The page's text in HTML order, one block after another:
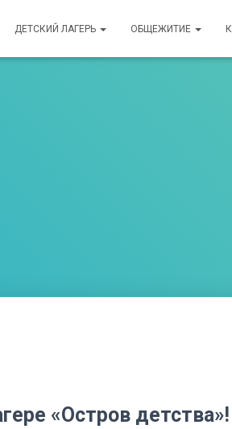
ДЕТСКИЙ ЛАГЕРЬ ОБЩЕЖИТИЕ
«Остров детства»!